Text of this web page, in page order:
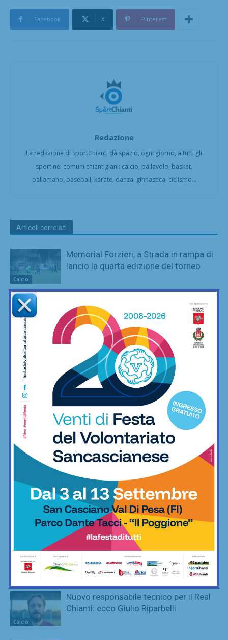
Facebook X Pinterest
Redazione
La redazione di SportChianti dà spazio, ogni giorno, a tutti gli
sport nei comuni chiantigiani: calcio, pallavolo, basket,
pallamano, baseball, karate, danza, ginnastica, ciclismo...
Articoli correlati
Calcio
Memorial Forzieri, a Strada in rampa di
lancio la quarta edizione del torneo
Calcio
San Polo, un Niccolò Nocentini in più…
nel motore: altro nuovo acquisto
Calcio
Arnetoli, Kostner, Renieri: “Ecco perché
abbiamo deciso di rimanere a San Polo
in Terza categoria”
Nuoto
Virtus Buonconvento protagonista ai
Campionati Italiani di Lifesaving:
trascinata da una super Chiara Costagli
Real Chianti, pallone e bellezza:
allenamento insieme con i bambini
Saharawi
La Grevigiana compie 80 anni di vita e
amore per il calcio: oggi secondo
giorno di festa
Calcio
Un altro arrivo (anzi, un ritorno) per la
difesa della Grevigiana: Giorgio
Calzolai
Calcio
Nuovo responsabile tecnico per il Real
Chianti: ecco Giulio Riparbelli